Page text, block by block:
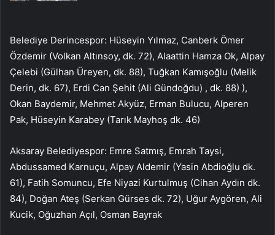
Belediye Derincespor: Hüseyin Yılmaz, Canberk Ömer
Özdemir (Volkan Altınsoy, dk. 72), Alaattin Hamza Ok, Alpay
Çelebi (Gülhan Üreyen, dk. 88), Tuğkan Kamışoğlu (Melik
Derin, dk. 67), Erdi Can Şehit (Ali Gündoğdu) , dk. 88) ),
Okan Baydemir, Mehmet Akyüz, Erman Bulucu, Alperen
Pak, Hüseyin Karabey (Tarık Mayhoş dk. 46)
Aksaray Belediyespor: Emre Satmış, Emrah Taysi,
Abdussamed Karnuçu, Alpay Aldemir (Yasin Abdioğlu dk.
61), Fatih Somuncu, Efe Niyazi Kurtulmuş (Cihan Aydın dk.
84), Doğan Ateş (Serkan Gürses dk. 72), Uğur Aygören, Ali
Kucik, Oğuzhan Açıl, Osman Bayrak